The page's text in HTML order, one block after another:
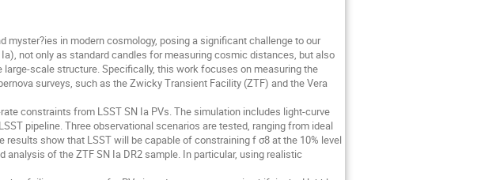
in modern cosmology, posing a significant challenge to our
not only as standard candles for measuring cosmic distances, but also
scale structure. Specifically, this work focuses on measuring the
surveys, such as the Zwicky Transient Facility (ZTF) and the Vera
constraints from LSST SN Ia PVs. The simulation includes light-curve
pipeline. Three observational scenarios are tested, ranging from ideal
show that LSST will be capable of constraining f σ8 at the 10% level
of the ZTF SN Ia DR2 sample. In particular, using realistic